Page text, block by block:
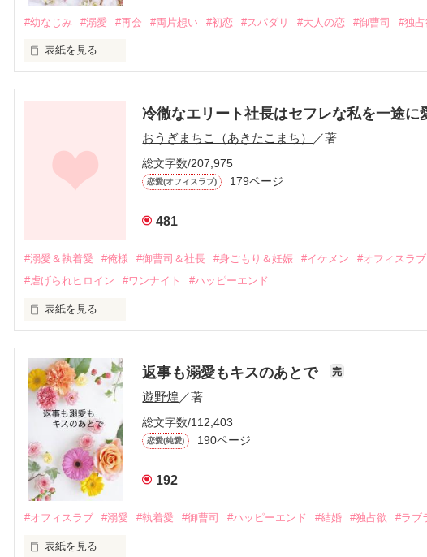
#幼なじみ #溺愛 #再会 #両片想い #初恋 #スパダリ #大人の恋 #御曹司 #独占
表紙を見る
しかし、ある出来事をきっかけに二人の関係は壊れてしまう。
関係修復もできないまま、美桜は両親の離婚によって
引っ越すことになり、哲平とも離れ離れになった。
運命のような再会を果たす。
そして、ひょんなことから
酔った勢いで一夜を共にしてしまった。
さらに、美桜が初めてだと知った哲平は
『責任をとる、結婚しよう』と真っ直ぐに告げてきた。
甘やかしてくる。
そんなある日、哲平は美桜がストーカー被害に
遭っていることを知る。
美桜を守るため、哲平は同居を提案してきて――。
夏木美桜(なつきみお)
✕
鳴海哲平 (なるみてっぺい)
止まっていたはずの二人の時間が、再び動き出す。
冷徹なエリート社長はセフレな私を一途に
おうぎまちこ（あきたこまち） ／著
総文字数/207,975
恋愛(オフィスラブ) 179ページ
481
#溺愛＆執着愛 #俺様 #御曹司＆社長 #身ごもり＆妊娠 #イケメン #オフィスラブ
#虐げられヒロイン
#ワンナイト #ハッピーエンド
表紙を見る
ろ、日本人美青年と出会い、酒の勢いもあり一夜限りの関係となる。
帰国後、美桜は新しい職場でワンナイトした美青年と再会。なんと彼の正
も関わらず、一族を離れて起業した新進気鋭の実業家、社内でも冷徹だと
人だったのだ――！
なぜか恭司から飼い猫の世話係を命じられた美桜は、猫の世話を口実にし
返事も溺愛もキスのあとで 完
遊野煌 ／著
総文字数/112,403
恋愛(純愛) 190ページ
192
#オフィスラブ #溺愛 #執着愛 #御曹司 #ハッピーエンド #結婚 #独占欲 #ラブ
表紙を見る